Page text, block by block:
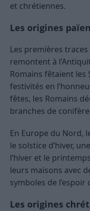
et chrétiennes.
Les origines
Les premières
remontent à
Romains fêtaient les
festivités en
fêtes, les Romains
branches de
En Europe du Nord,
le solstice d’hiver,
l’hiver et le
leurs maisons avec
symboles de l’espoir
Les origines